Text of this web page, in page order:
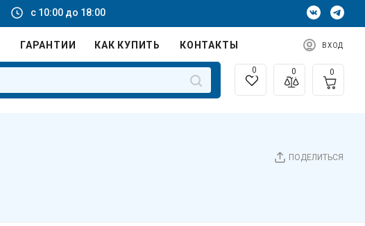
с 10:00 до 18:00
ГАРАНТИИ КАК КУПИТЬ КОНТАКТЫ ВХОД
0 0 0
ПОДЕЛИТЬСЯ